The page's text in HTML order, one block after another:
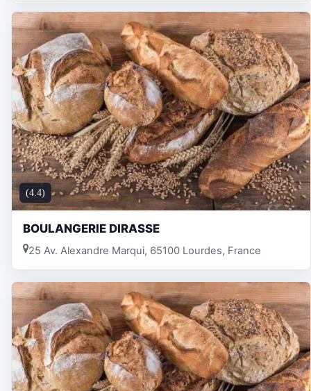
(4.4)
BOULANGERIE DIRASSE
25 Av. Alexandre Marqui, 65100 Lourdes, France